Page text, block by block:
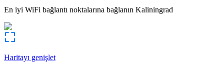
En iyi WiFi bağlantı noktalarına bağlanın Kaliningrad
Haritayı genişlet